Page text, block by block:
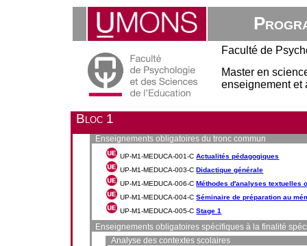
Faculté de
Master en
enseignement et
Bloc 1
Enseignements obligatoires du tronc commun
UP-M1-MEDUCA-001-CActualités pédagogiques
UP-M1-MEDUCA-003-CDidactique générale
UP-M1-MEDUCA-006-CMéthodes d'analyses textuelles
UP-M1-MEDUCA-004-CSéminaire de préparation au
UP-M1-MEDUCA-005-CStage 1
Enseignements obligatoires spécifiques à la finalité
Analyse des contextes scolaires